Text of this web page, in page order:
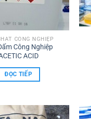
CÔNG NGHIỆP
Công Nghiệp
ACID
ĐỌC TIẾP